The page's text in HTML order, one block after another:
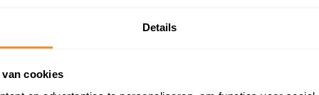
Details
cookies
de buurt